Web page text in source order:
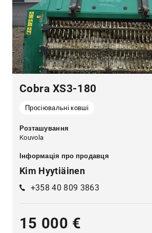
Cobra XS3-180
Просіювальні ковші
Розташування
Kouvola
Інформація про продавця
Kim Hyytiäinen
+358 40 809 3863
15 000 €